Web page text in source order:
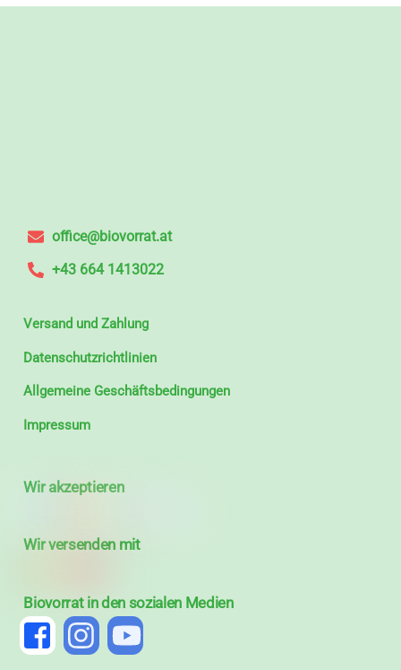
office@biovorrat.at
+43 664 1413022
Versand und Zahlung
Datenschutzrichtlinien
Allgemeine Geschäftsbedingungen
Impressum
Wir akzeptieren
Wir versenden mit
Biovorrat in den sozialen Medien